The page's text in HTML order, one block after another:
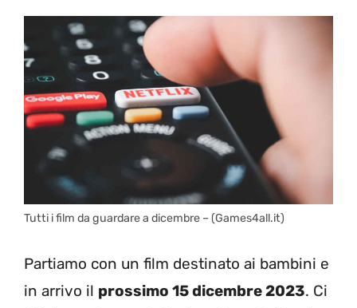
Tutti i film da guardare a dicembre – (Games4all.it)
Partiamo con un film destinato ai bambini e
in arrivo il prossimo 15 dicembre 2023. Ci